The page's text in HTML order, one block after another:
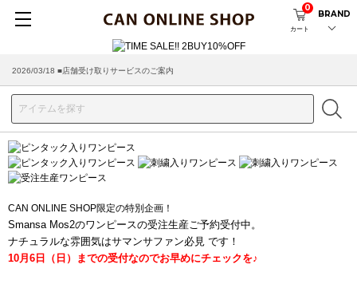
カート
0
BRAND
2026/03/18 ■店舗受け取りサービスのご案内
CAN ONLINE SHOP限定の特別企画！
Smansa Mos2のワンピースの受注生産ご予約受付中。
ナチュラルな雰囲気はサマンサファン必見 です！
10月6日（日）までの受付なのでお早めにチェックを♪